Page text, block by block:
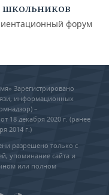
школьников
форум
Зарегистрировано
информационных
–
18 декабря 2020 г. (ранее
2014 г.)
разрешено только с
упоминание сайта и
или полном